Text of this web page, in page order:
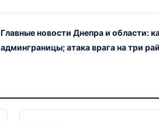
Главные новости Днепра и области:
админграницы; атака врага на три